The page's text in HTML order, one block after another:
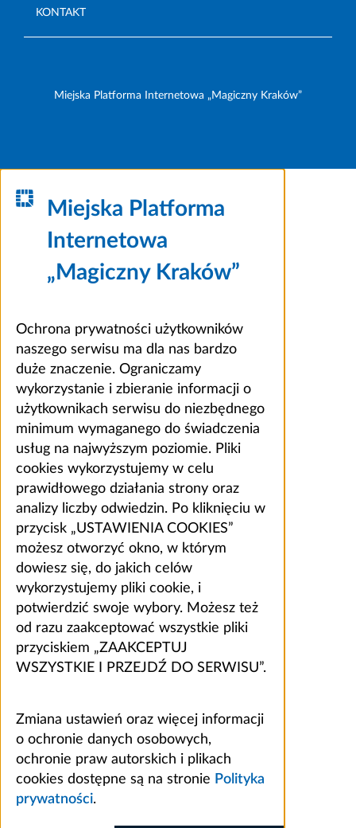
KONTAKT
Miejska Platforma Internetowa „Magiczny Kraków”
Miejska Platforma
Internetowa
„Magiczny Kraków”
Ochrona prywatności użytkowników
naszego serwisu ma dla nas bardzo
duże znaczenie. Ograniczamy
wykorzystanie i zbieranie informacji o
użytkownikach serwisu do niezbędnego
minimum wymaganego do świadczenia
usług na najwyższym poziomie. Pliki
cookies wykorzystujemy w celu
prawidłowego działania strony oraz
analizy liczby odwiedzin. Po kliknięciu w
przycisk „USTAWIENIA COOKIES”
możesz otworzyć okno, w którym
dowiesz się, do jakich celów
wykorzystujemy pliki cookie, i
potwierdzić swoje wybory. Możesz też
od razu zaakceptować wszystkie pliki
przyciskiem „ZAAKCEPTUJ
WSZYSTKIE I PRZEJDŹ DO SERWISU”.
Zmiana ustawień oraz więcej informacji
o ochronie danych osobowych,
ochronie praw autorskich i plikach
cookies dostępne są na stronie Polityka
prywatności.